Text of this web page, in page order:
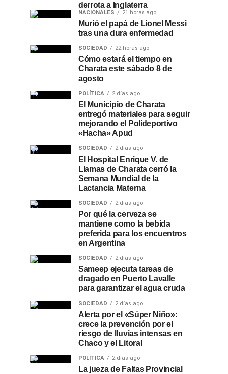
derrota a Inglaterra
NACIONALES 21 horas ago
Murió el papá de Lionel Messi
tras una dura enfermedad
SOCIEDAD 22 horas ago
Cómo estará el tiempo en
Charata este sábado 8 de
agosto
POLÍTICA 2 días ago
El Municipio de Charata
entregó materiales para seguir
mejorando el Polideportivo
«Hacha» Apud
SOCIEDAD 2 días ago
El Hospital Enrique V. de
Llamas de Charata cerró la
Semana Mundial de la
Lactancia Materna
SOCIEDAD 2 días ago
Por qué la cerveza se
mantiene como la bebida
preferida para los encuentros
en Argentina
SOCIEDAD 2 días ago
Sameep ejecuta tareas de
dragado en Puerto Lavalle
para garantizar el agua cruda
SOCIEDAD 2 días ago
Alerta por el «Súper Niño»:
crece la prevención por el
riesgo de lluvias intensas en
Chaco y el Litoral
POLÍTICA 2 días ago
La jueza de Faltas Provincial